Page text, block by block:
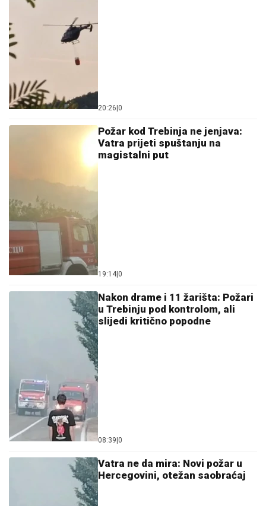
20:26 0
Požar kod Trebinja ne jenjava:
Vatra prijeti spuštanju na
magistalni put
19:14 0
Nakon drame i 11 žarišta: Požari
u Trebinju pod kontrolom, ali
slijedi kritično popodne
08:39 0
Vatra ne da mira: Novi požar u
Hercegovini, otežan saobraćaj